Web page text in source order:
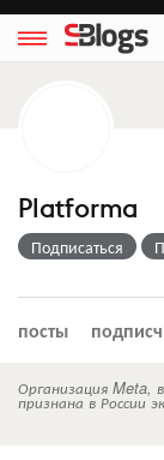
Platforma
Подписаться
посты
Организация Meta,
признана в России